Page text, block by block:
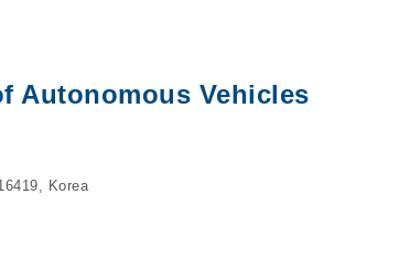
Autonomous Vehicles
Korea